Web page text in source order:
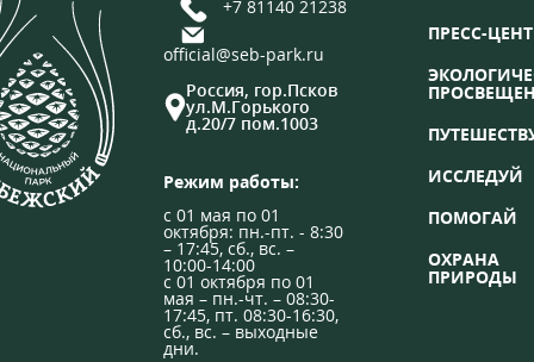
+7 81140 21238
official@seb-park.ru
Россия, гор.Псков
ул.М.Горького
д.20/7 пом.1003
Режим работы:
с 01 мая по 01
октября: пн.-пт. - 8:30
– 17:45, сб., вс. –
10:00-14:00
с 01 октября по 01
мая – пн.-чт. – 08:30-
17:45, пт. 08:30-16:30,
сб., вс. – выходные
дни.
ПРЕСС-
ИССЛЕДУЙ
ПОМОГАЙ
ОХРАНА
ПРИРОДЫ